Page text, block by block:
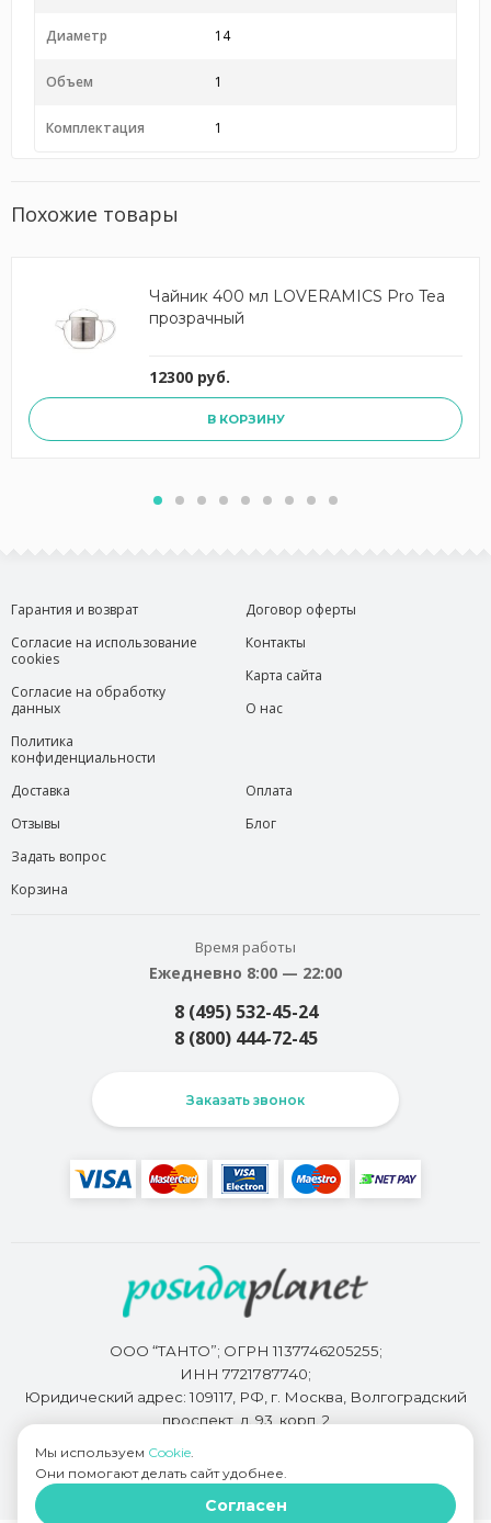
Диаметр 14
Объем 1
Комплектация 1
Похожие товары
Чайник 400 мл LOVERAMICS Pro Tea
прозрачный
12300 руб.
В КОРЗИНУ
Гарантия и возврат
Согласие на использование
cookies
Согласие на обработку
данных
Политика
конфиденциальности
Договор оферты
Контакты
Карта сайта
О нас
Доставка
Отзывы
Задать вопрос
Корзина
Оплата
Блог
Время работы
Ежедневно 8:00 — 22:00
8 (495) 532-45-24
8 (800) 444-72-45
Заказать звонок
ООО “ТАНТО”; ОГРН 1137746205255;
ИНН 7721787740;
Юридический адрес: 109117, РФ, г. Москва, Волгоградский
проспект, д. 93, корп. 2
Разработкой сайта занимается
Мы используем Cookie.
Они помогают делать сайт удобнее.
Согласен